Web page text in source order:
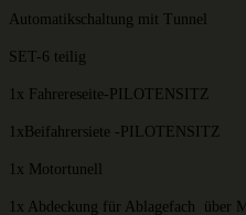
Automatikschaltung mit Tunnel
SET-6 teilig
1x Fahrereseite-PILOTENSITZ
1xBeifahrersiete -PILOTENSITZ
1x Motortunell
1x Abdeckung für Ablagefach über